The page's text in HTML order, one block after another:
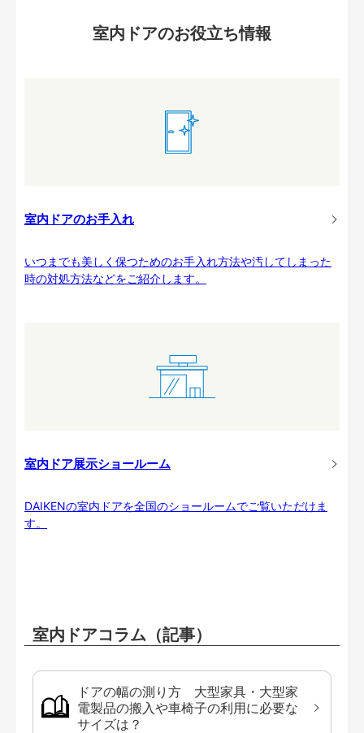
室内ドアのお役立ち情報
室内ドアのお手入れ
いつまでも美しく保つためのお手入れ方法や汚してしまった
時の対処方法などをご紹介します。
室内ドア展示ショールーム
DAIKENの室内ドアを全国のショールームでご覧いただけま
す。
室内ドアコラム（記事）
ドアの幅の測り方 大型家具・大型家
電製品の搬入や車椅子の利用に必要な
サイズは？